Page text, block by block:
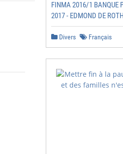
FINMA 2016/1 BANQUE
2017 - EDMOND DE
Divers Français